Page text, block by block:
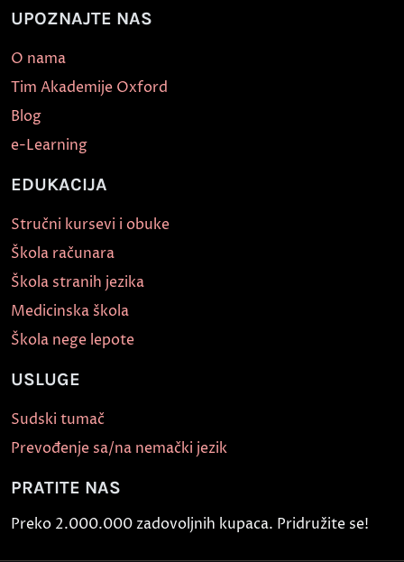
UPOZNAJTE NAS
O nama
Tim Akademije Oxford
Blog
e-Learning
EDUKACIJA
Stručni kursevi i obuke
Škola računara
Škola stranih jezika
Medicinska škola
Škola nege lepote
USLUGE
Sudski tumač
Prevođenje sa/na nemački jezik
PRATITE NAS
Preko 2.000.000 zadovoljnih kupaca. Pridružite se!